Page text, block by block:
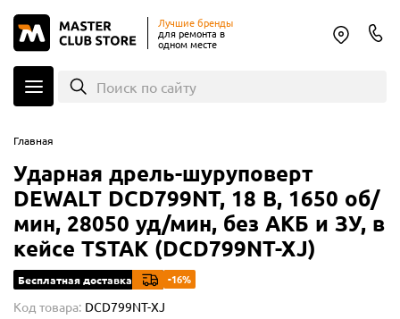
Лучшие бренды
для ремонта в
одном месте
Поиск по сайту
Главная
Ударная дрель-шуруповерт
DEWALT DCD799NT, 18 В, 1650 об/
мин, 28050 уд/мин, без АКБ и ЗУ, в
кейсе TSTAK (DCD799NT-XJ)
Бесплатная доставка -16%
Код товара: DCD799NT-XJ